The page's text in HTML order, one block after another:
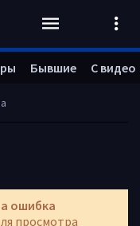
ошибка
просмотра
Бывшие С видео